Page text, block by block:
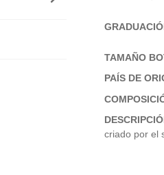
TAMAÑO
PAÍS DE
criado por el